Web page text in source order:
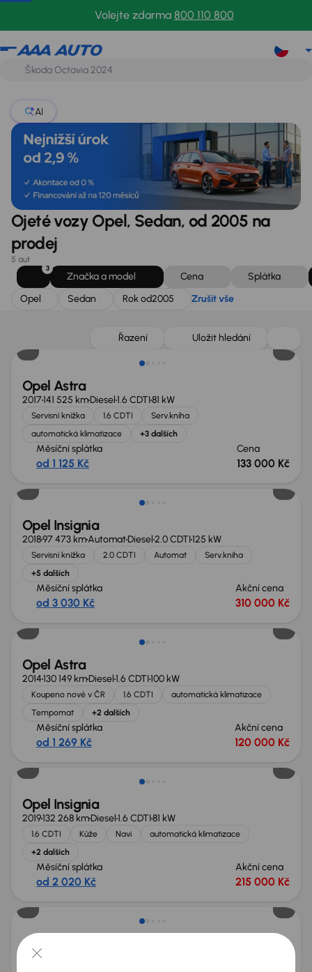
Volejte zdarma 800 110 800
Opel
AI
Ojeté vozy Opel, Sedan, od 2005 na
prodej
5 aut
3
Značka a model Cena
Splátka
Opel
Sedan Rok od2005 Zrušit vše
Řazení Uložit hledání
Zlevněno o 31 600 Kč
Opel Astra
2017141 525 kmDiesel1.6 CDTI81 kW
Servisní knížka 1.6 CDTI
Serv.kniha
automatická klimatizace
+3 dalších
Měsíční splátka
od 1 125 Kč
Cena
133 000 Kč
Opel Insignia
201897 473 kmAutomatDiesel2.0 CDTI125 kW
Servisní knížka 2.0 CDTI Automat
Serv.kniha
+5 dalších
Měsíční splátka
od 3 030 Kč
Akční cena
310 000 Kč
Opel Astra
2014130 149 kmDiesel1.6 CDTI100 kW
Koupeno nové v ČR 1.6 CDTI
automatická klimatizace
Tempomat
+2 dalších
Měsíční splátka
od 1 269 Kč
Akční cena
120 000 Kč
Opel Insignia
2019132 268 kmDiesel1.6 CDTI81 kW
1.6 CDTI Kůže Navi
automatická klimatizace
+2 dalších
Měsíční splátka
od 2 020 Kč
Akční cena
215 000 Kč
Opel Insignia
2010